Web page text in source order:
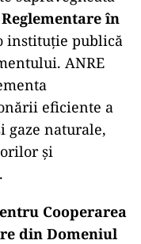
în
instituție publică
ANRE
eficiente a
gaze naturale,
și
Cooperarea
din Domeniul